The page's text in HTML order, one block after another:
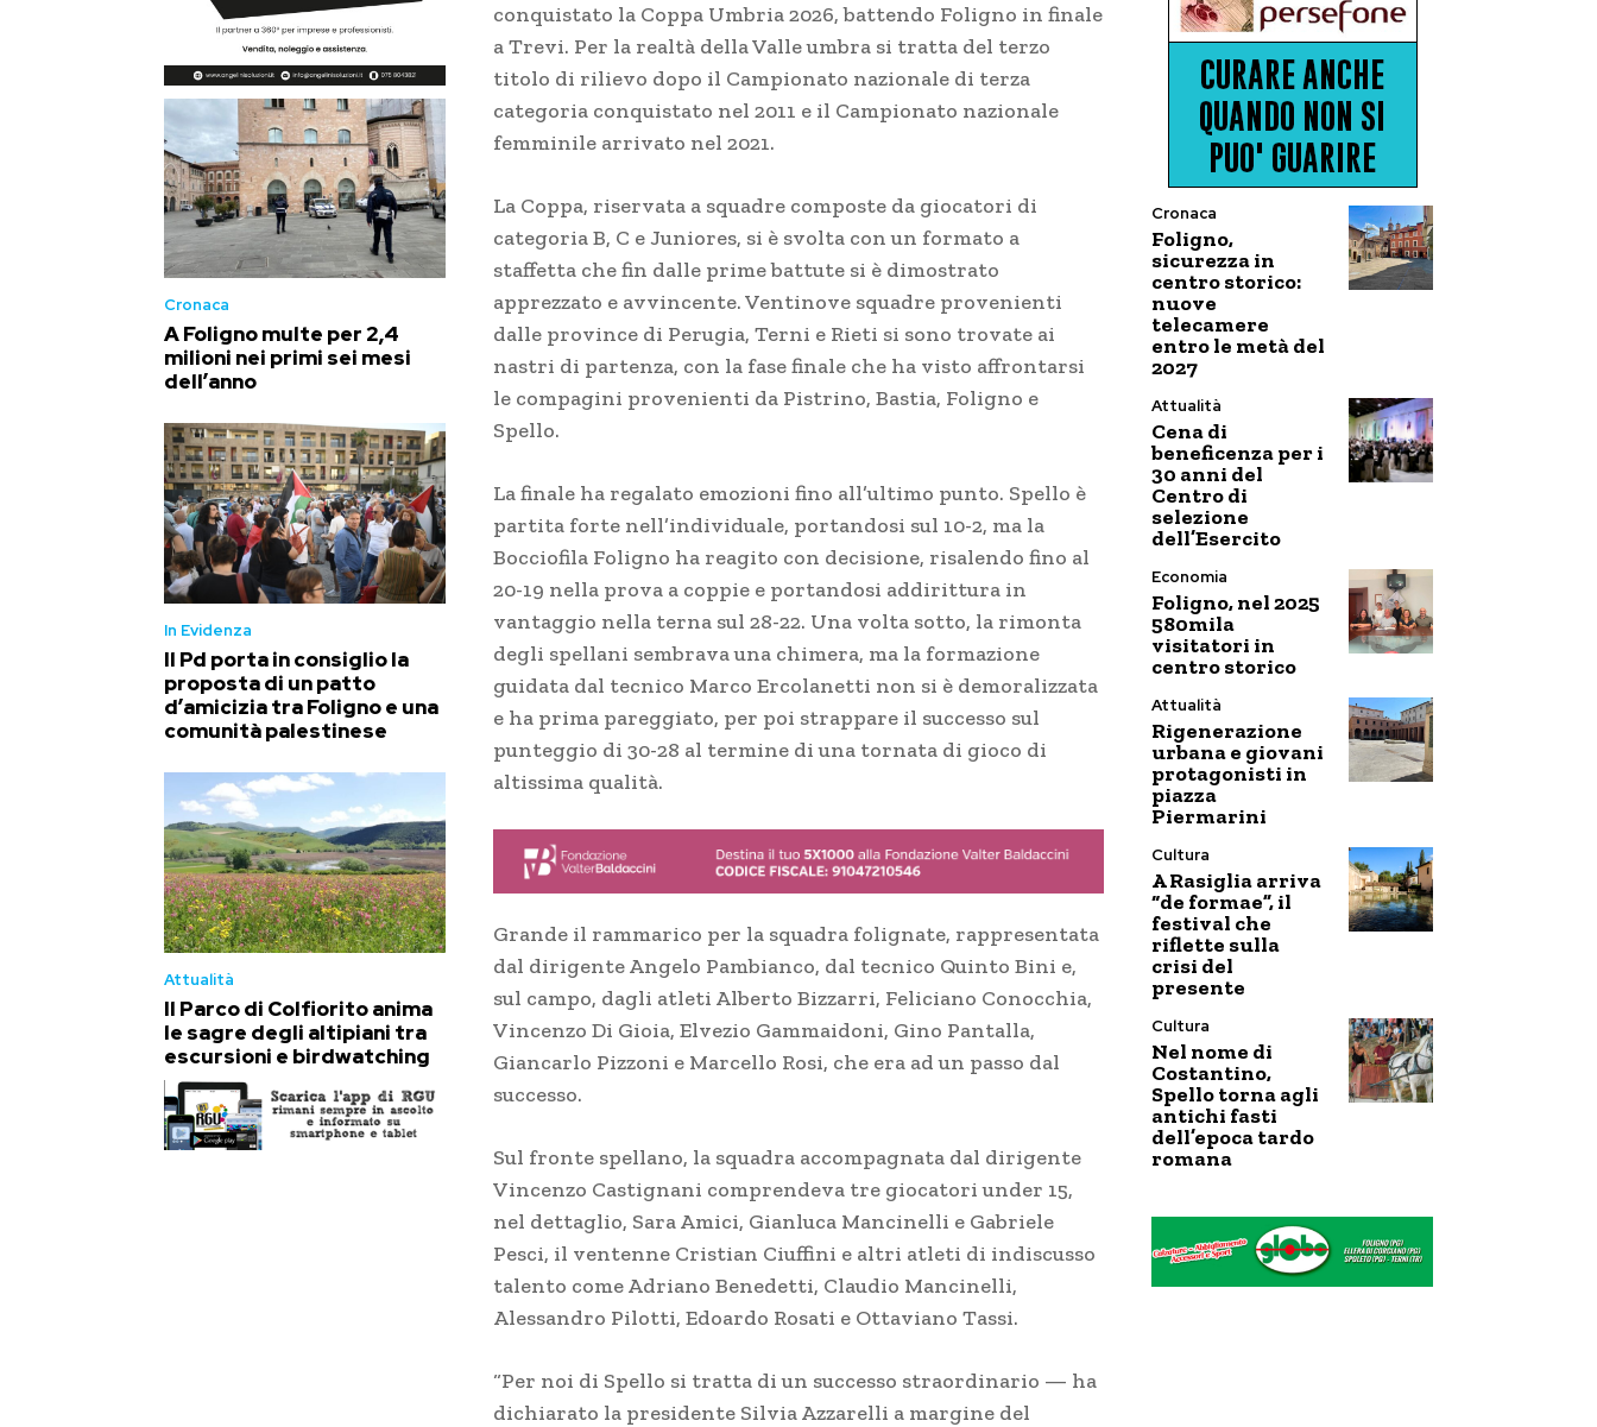
Cronaca
A Foligno multe per 2,4
milioni nei primi sei mesi
dell’anno
In Evidenza
Il Pd porta in consiglio la
proposta di un patto
d’amicizia tra Foligno e una
comunità palestinese
Attualità
Il Parco di Colfiorito anima
le sagre degli altipiani tra
escursioni e birdwatching
conquistato la Coppa Umbria 2026, battendo Foligno in finale
a Trevi. Per la realtà della Valle umbra si tratta del terzo
titolo di rilievo dopo il Campionato nazionale di terza
categoria conquistato nel 2011 e il Campionato nazionale
femminile arrivato nel 2021.
La Coppa, riservata a squadre composte da giocatori di
categoria B, C e Juniores, si è svolta con un formato a
staffetta che fin dalle prime battute si è dimostrato
apprezzato e avvincente. Ventinove squadre provenienti
dalle province di Perugia, Terni e Rieti si sono trovate ai
nastri di partenza, con la fase finale che ha visto affrontarsi
le compagini provenienti da Pistrino, Bastia, Foligno e
Spello.
La finale ha regalato emozioni fino all’ultimo punto. Spello è
partita forte nell’individuale, portandosi sul 10-2, ma la
Bocciofila Foligno ha reagito con decisione, risalendo fino al
20-19 nella prova a coppie e portandosi addirittura in
vantaggio nella terna sul 28-22. Una volta sotto, la rimonta
degli spellani sembrava una chimera, ma la formazione
guidata dal tecnico Marco Ercolanetti non si è demoralizzata
e ha prima pareggiato, per poi strappare il successo sul
punteggio di 30-28 al termine di una tornata di gioco di
altissima qualità.
Grande il rammarico per la squadra folignate, rappresentata
dal dirigente Angelo Pambianco, dal tecnico Quinto Bini e,
sul campo, dagli atleti Alberto Bizzarri, Feliciano Conocchia,
Vincenzo Di Gioia, Elvezio Gammaidoni, Gino Pantalla,
Giancarlo Pizzoni e Marcello Rosi, che era ad un passo dal
successo.
Sul fronte spellano, la squadra accompagnata dal dirigente
Vincenzo Castignani comprendeva tre giocatori under 15,
nel dettaglio, Sara Amici, Gianluca Mancinelli e Gabriele
Pesci, il ventenne Cristian Ciuffini e altri atleti di indiscusso
talento come Adriano Benedetti, Claudio Mancinelli,
Alessandro Pilotti, Edoardo Rosati e Ottaviano Tassi.
“Per noi di Spello si tratta di un successo straordinario — ha
dichiarato la presidente Silvia Azzarelli a margine del
Cronaca
Foligno,
sicurezza in
centro storico:
nuove
telecamere
entro le metà del
2027
Attualità
Cena di
beneficenza per i
30 anni del
Centro di
selezione
dell’Esercito
Economia
Foligno, nel 2025
580mila
visitatori in
centro storico
Attualità
Rigenerazione
urbana e giovani
protagonisti in
piazza
Piermarini
Cultura
A Rasiglia arriva
“de formae”, il
festival che
riflette sulla
crisi del
presente
Cultura
Nel nome di
Costantino,
Spello torna agli
antichi fasti
dell’epoca tardo
romana